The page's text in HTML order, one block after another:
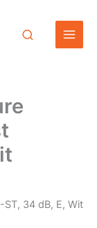
ST, 34 dB, E, Wit